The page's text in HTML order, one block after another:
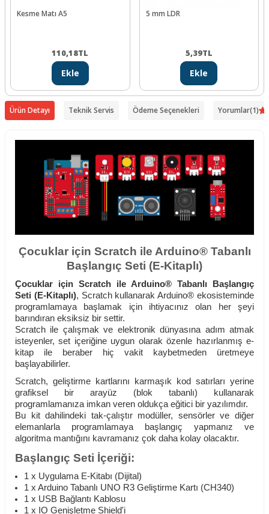
Kesme Matı A5
110,18TL
Ekle
5 mm LDR
5,39TL
Ekle
Ürün Detayı Teknik Servis Ödeme Seçenekleri Yorumlar(1)
Çocuklar için Scratch ile Arduino® Tabanlı
Başlangıç Seti (E-Kitaplı)
Çocuklar için Scratch ile Arduino® Tabanlı Başlangıç
Seti (E-Kitaplı), Scratch kullanarak Arduino® ekosisteminde
programlamaya başlamak için ihtiyacınız olan her şeyi
barındıran eksiksiz bir settir.
Scratch ile çalışmak ve elektronik dünyasına adım atmak
isteyenler, set içeriğine uygun olarak özenle hazırlanmış e-
kitap ile beraber hiç vakit kaybetmeden üretmeye
başlayabilirler.
Scratch, geliştirme kartlarını karmaşık kod satırları yerine
grafiksel bir arayüz (blok tabanlı) kullanarak
programlamanıza imkan veren oldukça eğitici bir yazılımdır.
Bu kit dahilindeki tak-çalıştır modüller, sensörler ve diğer
elemanlarla programlamaya başlangıç yapmanız ve
algoritma mantığını kavramanız çok daha kolay olacaktır.
Başlangıç Seti İçeriği:
1 x Uygulama E-Kitabı (Dijital)
1 x Arduino Tabanlı UNO R3 Geliştirme Kartı (CH340)
1 x USB Bağlantı Kablosu
1 x IO Genişletme Shield'i